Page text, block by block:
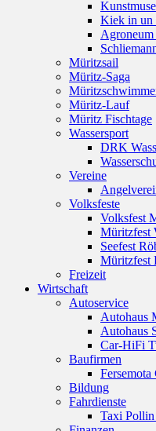
Kiek in un
Müritzsail
Müritz-Saga
Müritz-Lauf
Müritz Fischtage
Wassersport
DRK
Vereine
Volksfeste
Volksfest
Müritzfest
Seefest
Müritzfest
Freizeit
Wirtschaft
Autoservice
Autohaus
Autohaus
Car-HiFi
Baufirmen
Fersemota
Bildung
Fahrdienste
Taxi